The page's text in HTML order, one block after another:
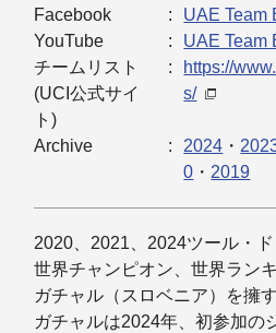
Facebook
UAE Team
YouTube
UAE Team
チームリスト
(UCI公式サイ
ト)
https://
s/
Archive 2024 ・
0 ・ 2019
2020、2021、2024ツール・ド
世界チャンピオン、世界ラン
ガチャル（スロベニア）を擁
ガチャルは2024年、初参加の